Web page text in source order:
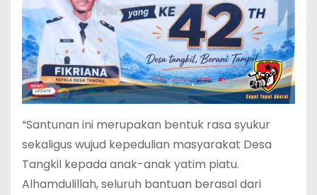
“Santunan ini merupakan bentuk rasa syukur
sekaligus wujud kepedulian masyarakat Desa
Tangkil kepada anak-anak yatim piatu.
Alhamdulillah, seluruh bantuan berasal dari